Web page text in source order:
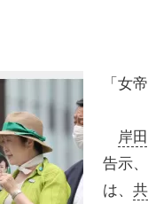
「女
岸
告示
は、